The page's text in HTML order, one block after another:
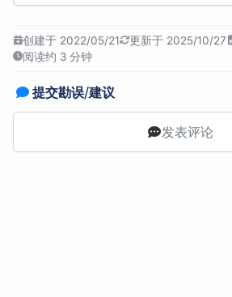
创建于 2022/05/21 更新于 2025/10/27
阅读约 3 分钟
提交勘误/建议
发表评论